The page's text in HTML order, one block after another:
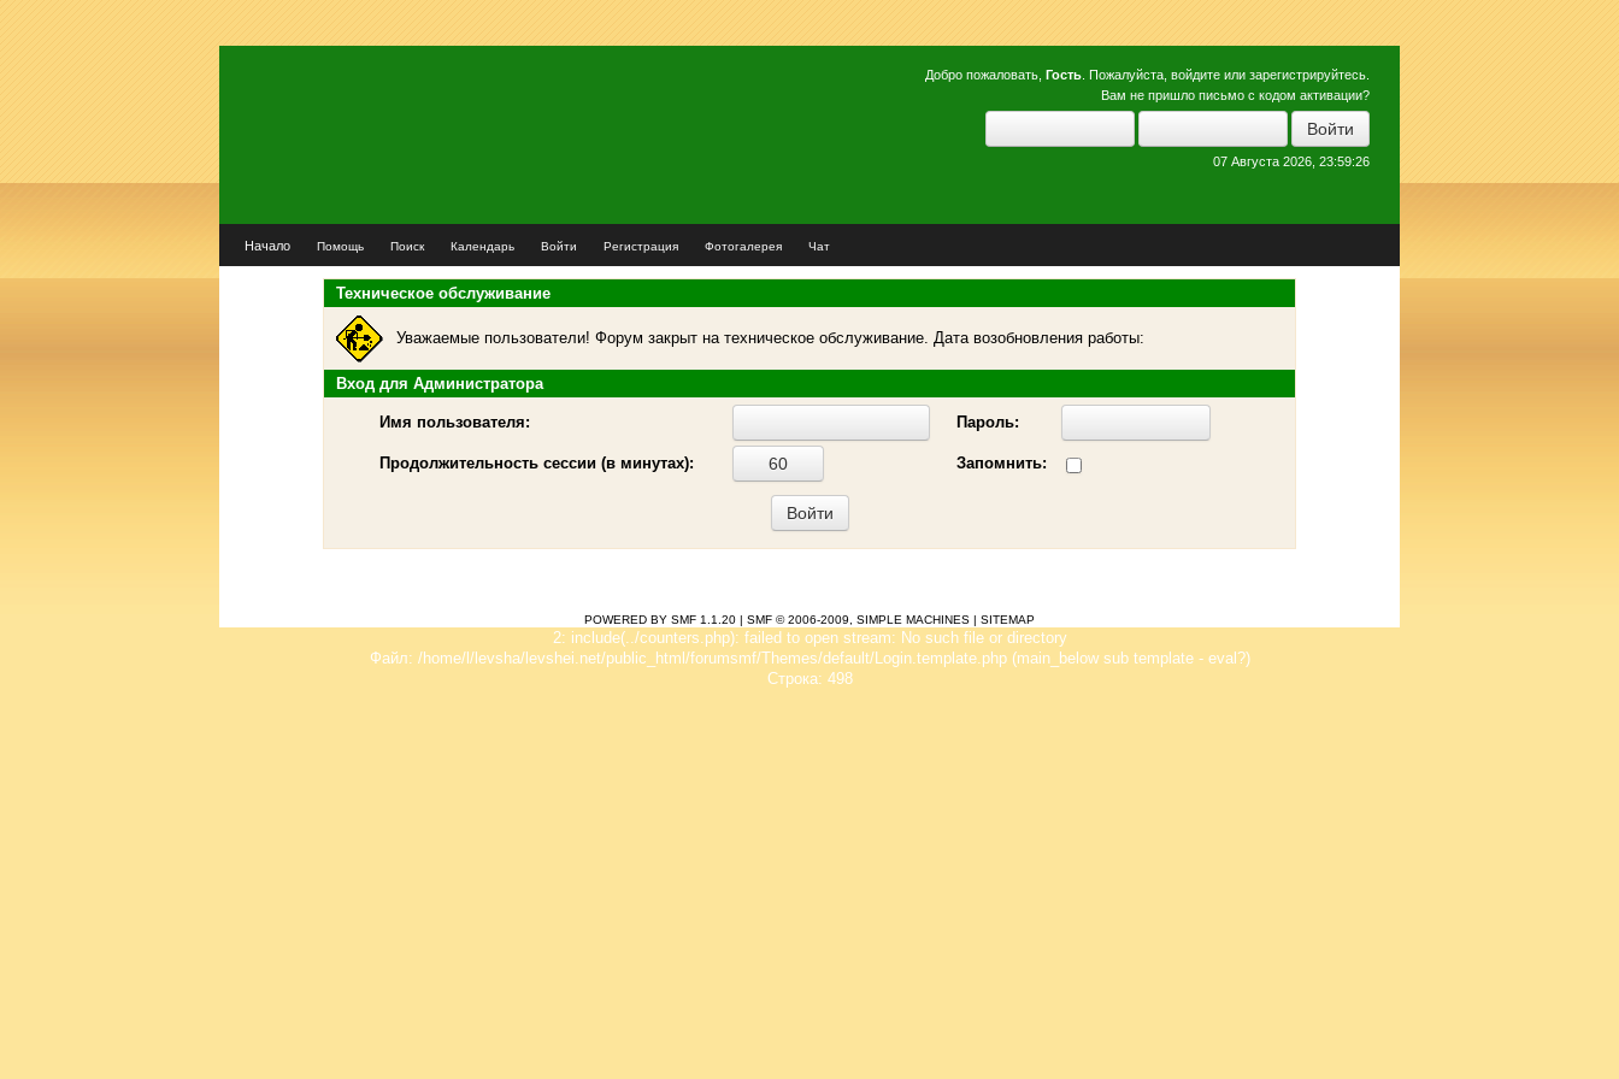
Добро пожаловать, Гость . Пожалуйста, войдите или зарегистрируйтесь
Вам не пришло письмо с кодом активации?
07 Августа 2026, 23:59:26
Начало Помощь Поиск Календарь Войти Регистрация Фотогалерея Чат
Техническое обслуживание
Уважаемые пользователи! Форум закрыт на техническое обслуживание. Дата возобновления работы:
Вход для Администратора
Имя пользователя: Пароль:
Продолжительность сессии (в минутах): Запомнить:
POWERED BY SMF 1.1.20 | SMF © 2006-2009, SIMPLE MACHINES | SITEMAP
2: include(../counters.php): failed to open stream: No such file or directory
Файл: /home/l/levsha/levshei.net/public_html/forumsmf/Themes/default/Login.template.php (main_below sub template - eval?)
Строка: 498